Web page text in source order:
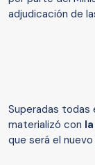
adjudicación de
Superadas todas
materializó con
que será el